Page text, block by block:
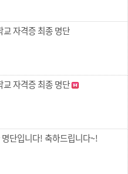
자격증 최종 명단
자격증 최종 명단
단입니다! 축하드립니다~!